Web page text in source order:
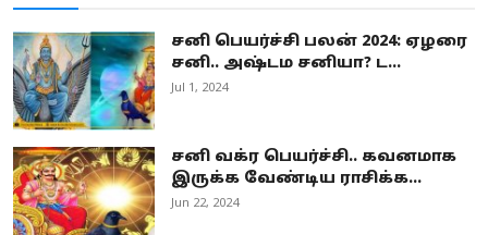
சனி பெயர்ச்சி பலன் 2024: ஏழரை
சனி.. அஷ்டம சனியா? ட...
Jul 1, 2024
சனி வக்ர பெயர்ச்சி.. கவனமாக
இருக்க வேண்டிய ராசிக்க...
Jun 22, 2024